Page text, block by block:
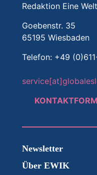
Redaktion Eine
Goebenstr. 35
65195 Wiesbaden
Telefon: +49
Newsletter
Über EWIK